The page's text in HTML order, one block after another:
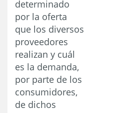
determinado
por la oferta
que los diversos
proveedores
realizan y cuál
es la demanda,
por parte de los
consumidores,
de dichos